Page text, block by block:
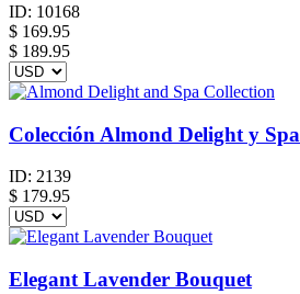
ID: 10168
$ 169.95
$ 189.95
Colección Almond Delight y Spa
ID: 2139
$ 179.95
Elegant Lavender Bouquet